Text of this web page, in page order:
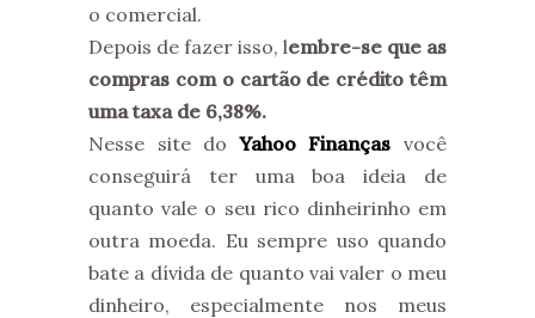
o comercial.
Depois de fazer isso, lembre-se que as
compras com o cartão de crédito têm
uma taxa de 6,38%.
Nesse site doYahoo Finanças você
conseguirá ter uma boa ideia de
quanto vale o seu rico dinheirinho em
outra moeda. Eu sempre uso quando
bate a dívida de quanto vai valer o meu
dinheiro, especialmente nos meus